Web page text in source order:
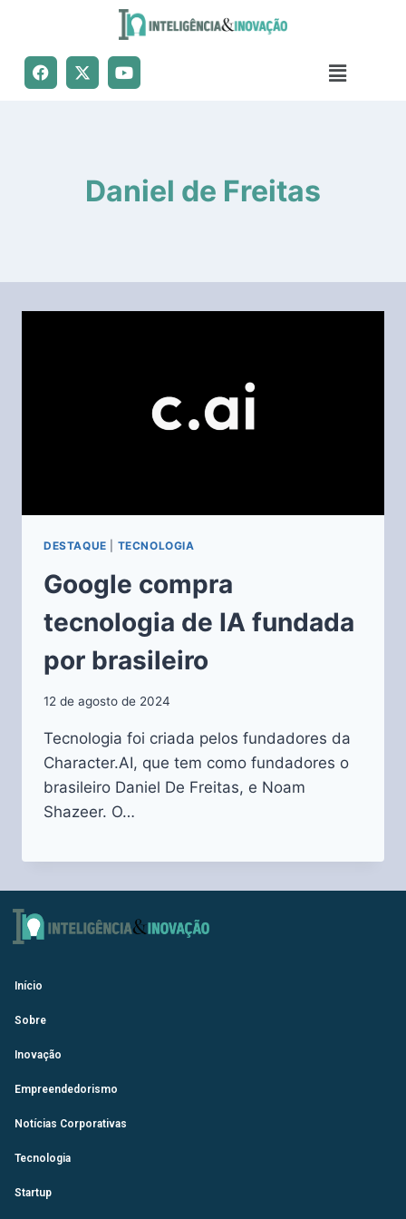
Daniel de Freitas
DESTAQUE TECNOLOGIA
Google compra
tecnologia de IA fundada
por brasileiro
12 de agosto de 2024
Tecnologia foi criada pelos fundadores da
Character.AI, que tem como fundadores o
brasileiro Daniel De Freitas, e Noam
Shazeer. O…
Início
Sobre
Inovação
Empreendedorismo
Notícias Corporativas
Tecnologia
Startup